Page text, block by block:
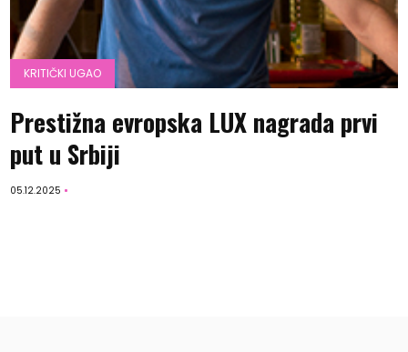
KRITIČKI UGAO
Prestižna evropska LUX nagrada prvi
put u Srbiji
05.12.2025